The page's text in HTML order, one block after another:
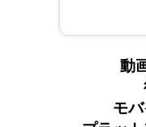
動
モ